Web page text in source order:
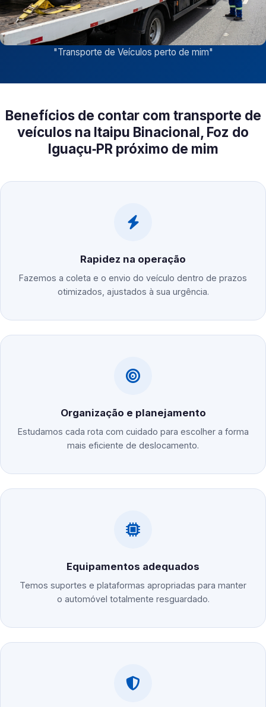
"Transporte de Veículos perto de mim"
Benefícios de contar com transporte de
veículos na Itaipu Binacional, Foz do
Iguaçu‑PR próximo de mim
Rapidez na operação
Fazemos a coleta e o envio do veículo dentro de prazos
otimizados, ajustados à sua urgência.
Organização e planejamento
Estudamos cada rota com cuidado para escolher a forma
mais eficiente de deslocamento.
Equipamentos adequados
Temos suportes e plataformas apropriadas para manter
o automóvel totalmente resguardado.